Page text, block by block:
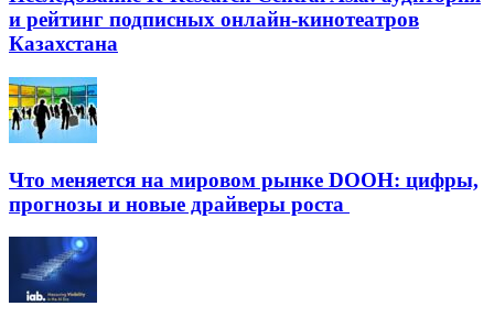
и рейтинг подписных онлайн-кинотеатров
Казахстана
Что меняется на мировом рынке DOOH: цифры,
прогнозы и новые драйверы роста